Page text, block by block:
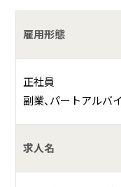
時に、船外機
械整備・修理
何をしている会
雇用形態
正社員
副業、パートアルバ
求人名